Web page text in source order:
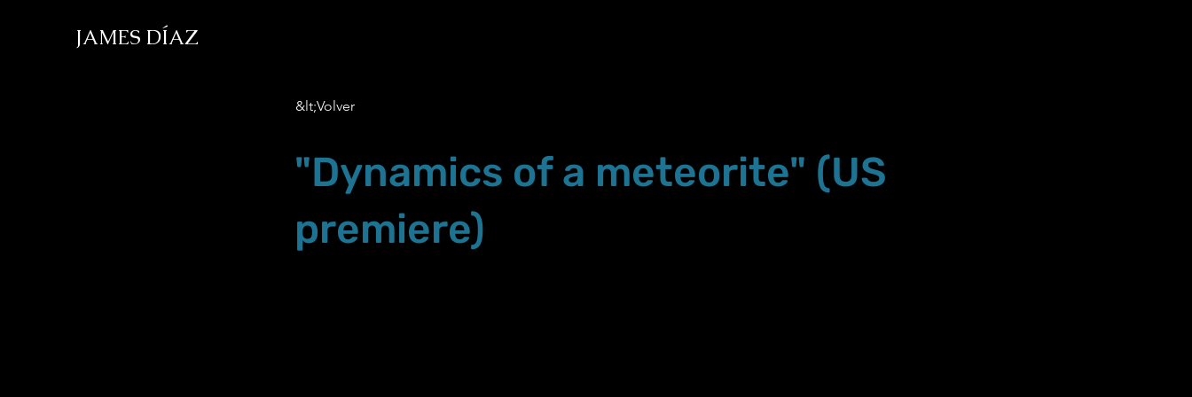
JAMES DÍAZ
&lt;Volver
"Dynamics of a meteorite" (US
premiere)